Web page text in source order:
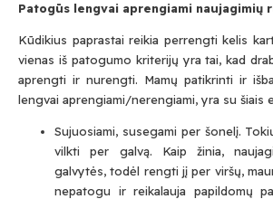
Patogūs lengvai aprengiami naujagimių
Kūdikius paprastai reikia perrengti kelis
vienas iš patogumo kriterijų yra tai, kad
aprengti ir nurengti. Mamų patikrinti ir
lengvai aprengiami/nerengiami, yra su šiais
Sujuosiami, susegami per šonelį.
vilkti per galvą. Kaip žinia,
galvytės, todėl rengti jį per viršų,
nepatogu ir reikalauja papildomų